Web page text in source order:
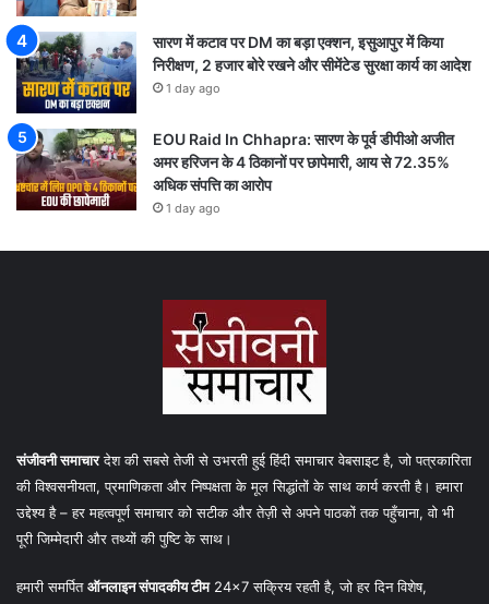
सारण में कटाव पर DM का बड़ा एक्शन, इसुआपुर में किया
निरीक्षण, 2 हजार बोरे रखने और सीमेंटेड सुरक्षा कार्य का आदेश
1 day ago
EOU Raid In Chhapra: सारण के पूर्व डीपीओ अजीत
अमर हरिजन के 4 ठिकानों पर छापेमारी, आय से 72.35%
अधिक संपत्ति का आरोप
1 day ago
संजीवनी समाचारदेश की सबसे तेजी से उभरती हुई हिंदी समाचार वेबसाइट है, जो पत्रकारिता
की विश्वसनीयता, प्रमाणिकता और निष्पक्षता के मूल सिद्धांतों के साथ कार्य करती है। हमारा
उद्देश्य है – हर महत्वपूर्ण समाचार को सटीक और तेज़ी से अपने पाठकों तक पहुँचाना, वो भी
पूरी जिम्मेदारी और तथ्यों की पुष्टि के साथ।
हमारी समर्पितऑनलाइन संपादकीय टीम24×7 सक्रिय रहती है, जो हर दिन विशेष,